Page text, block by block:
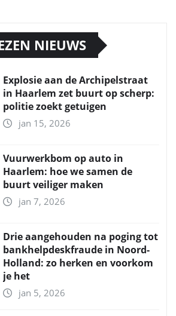
NIEUWS
Explosie aan de Archipelstraat
in Haarlem zet buurt op scherp:
politie zoekt getuigen
jan 15, 2026
Vuurwerkbom op auto in
Haarlem: hoe we samen de
buurt veiliger maken
jan 7, 2026
Drie aangehouden na poging tot
bankhelpdeskfraude in Noord-
Holland: zo herken en voorkom
je het
jan 5, 2026